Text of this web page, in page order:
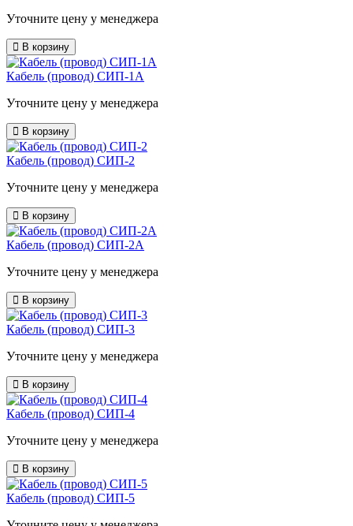
Уточните цену у менеджера
В корзину
Кабель (провод) СИП-1А
Уточните цену у менеджера
В корзину
Кабель (провод) СИП-2
Уточните цену у менеджера
В корзину
Кабель (провод) СИП-2А
Уточните цену у менеджера
В корзину
Кабель (провод) СИП-3
Уточните цену у менеджера
В корзину
Кабель (провод) СИП-4
Уточните цену у менеджера
В корзину
Кабель (провод) СИП-5